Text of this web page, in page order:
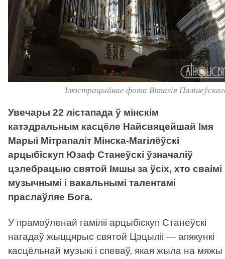
Ілюстрацыйнае фота Віталія
Увечары 22 лістапада ў мінскім
катэдральным касцёле Найсвяцейшай Імя
Марыі Мітрапаліт Мінска-Магілёўскі
арцыбіскуп Юзаф Станеўскі ўзначаліў
цэлебрацыю святой Імшы за ўсіх, хто сваімі
музычнымі і вакальнымі талентамі
праслаўляе Бога.
У прамоўленай гаміліі арцыбіскуп Станеўскі
нагадаў жыццярыс святой Цэцыліі — апякункі
касцёльнай музыкі і спеваў, якая жыла на мяжы